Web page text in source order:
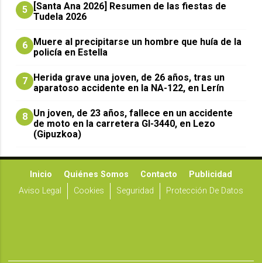
5
[Santa Ana 2026] Resumen de las fiestas de
Tudela 2026
6
Muere al precipitarse un hombre que huía de la
policía en Estella
7
Herida grave una joven, de 26 años, tras un
aparatoso accidente en la NA-122, en Lerín
8 Un joven, de 23 años, fallece en un accidente
de moto en la carretera GI-3440, en Lezo
(Gipuzkoa)
Inicio Quiénes Somos Contacto
Publicidad
Aviso Legal
Cookies Seguridad Protección De Datos